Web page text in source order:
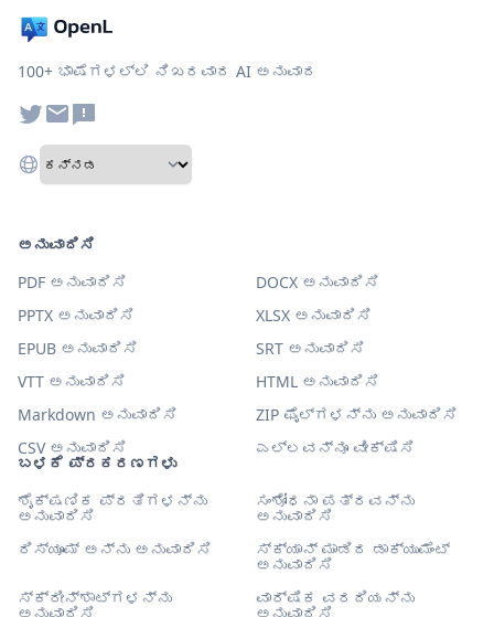
100+ ಭಾಷೆಗಳಲ್ಲಿ ನಿಖರವಾದ AI ಅನುವಾದ
ಬಳಕೆ ಪ್ರಕರಣಗಳು
ಶೈಕ್ಷಣಿಕ ಪ್ರತಿಗಳನ್ನು
ಅನುವಾದಿಸಿ
ಸಂಶೋಧನಾ ಪತ್ರವನ್ನು
ಅನುವಾದಿಸಿ
ರಿಸ್ಯೂಮ್ ಅನ್ನು ಅನುವಾದಿಸಿ
ಸ್ಕ್ಯಾನ್ ಮಾಡಿದ ಡಾಕ್ಯುಮೆಂಟ್
ಅನುವಾದಿಸಿ
ಸ್ಕ್ರೀನ್‌ಶಾಟ್‌ಗಳನ್ನು
ವಾರ್ಷಿಕ ವರದಿಯನ್ನು
ಅನುವಾದಿಸಿ
PDF ಅನುವಾದಿಸಿ
DOCX ಅನುವಾದಿಸಿ
PPTX ಅನುವಾದಿಸಿ
XLSX ಅನುವಾದಿಸಿ
EPUB ಅನುವಾದಿಸಿ
SRT ಅನುವಾದಿಸಿ
VTT ಅನುವಾದಿಸಿ
HTML ಅನುವಾದಿಸಿ
Markdown ಅನುವಾದಿಸಿ
ZIP ಫೈಲ್‌ಗಳನ್ನು ಅನುವಾದಿಸಿ
CSV ಅನುವಾದಿಸಿ
ಎಲ್ಲವನ್ನೂ ವೀಕ್ಷಿಸಿ